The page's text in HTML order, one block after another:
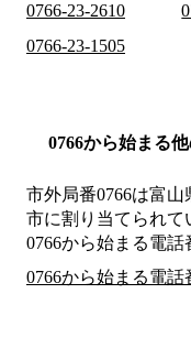
0766-23-2610
0766-23-1505
0766から始まる
市外局番0766は富山
市に割り当てられて
0766から始まる電話
0766から始まる電話